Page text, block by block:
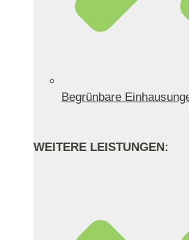
Begrünbare
WEITERE LEISTUNGEN: